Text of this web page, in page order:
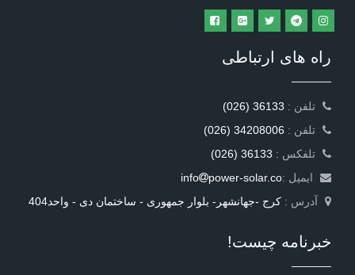
راه های ارتباطی
(026) 36133
(026) 34208006
(026) 36133
ایمیل :
info
power-solar.co
آدرس : کرج -جهانشهر- بلوار جمهوری - ساختمان دی - واحد404
خبرنامه چیست!